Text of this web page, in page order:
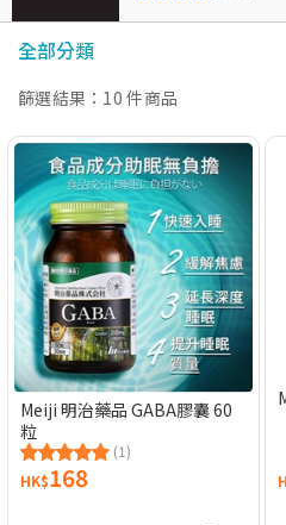
全部分類
篩選結果：10 件商品
Meiji 明治藥品 GABA膠囊 60
粒
(1)
HK$168